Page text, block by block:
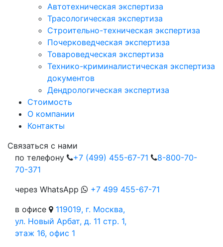
Автотехническая экспертиза
Трасологическая экспертиза
Строительно-техническая экспертиза
Почерковедческая экспертиза
Товароведческая экспертиза
Технико-криминалистическая экспертиза
документов
Дендрологическая экспертиза
Стоимость
О компании
Контакты
Cвязаться с нами
по телефону
+7 (499) 455-67-71
8-800-70-
70-371
через WhatsApp
+7 499 455-67-71
в офисе
119019, г. Москва,
ул. Новый Арбат, д. 11 стр. 1,
этаж 16, офис 1